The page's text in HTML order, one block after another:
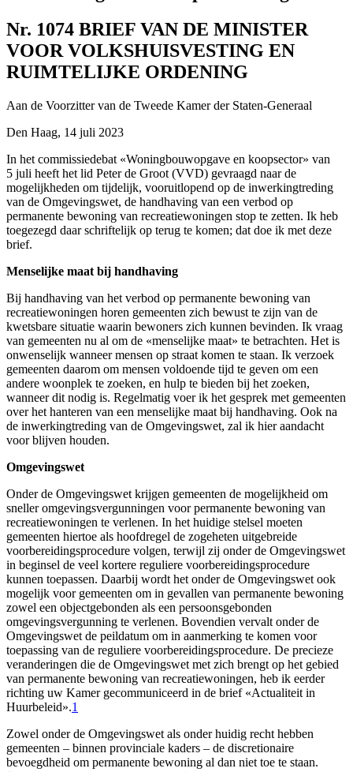
Nr. 1074 BRIEF VAN DE MINISTER
VOOR VOLKSHUISVESTING EN
RUIMTELIJKE ORDENING
Aan de Voorzitter van de Tweede Kamer der Staten-Generaal
Den Haag, 14 juli 2023
In het commissiedebat «Woningbouwopgave en koopsector» van
5 juli heeft het lid Peter de Groot (VVD) gevraagd naar de
mogelijkheden om tijdelijk, vooruitlopend op de inwerkingtreding
van de Omgevingswet, de handhaving van een verbod op
permanente bewoning van recreatiewoningen stop te zetten. Ik heb
toegezegd daar schriftelijk op terug te komen; dat doe ik met deze
brief.
Menselijke maat bij handhaving
Bij handhaving van het verbod op permanente bewoning van
recreatiewoningen horen gemeenten zich bewust te zijn van de
kwetsbare situatie waarin bewoners zich kunnen bevinden. Ik vraag
van gemeenten nu al om de «menselijke maat» te betrachten. Het is
onwenselijk wanneer mensen op straat komen te staan. Ik verzoek
gemeenten daarom om mensen voldoende tijd te geven om een
andere woonplek te zoeken, en hulp te bieden bij het zoeken,
wanneer dit nodig is. Regelmatig voer ik het gesprek met gemeenten
over het hanteren van een menselijke maat bij handhaving. Ook na
de inwerkingtreding van de Omgevingswet, zal ik hier aandacht
voor blijven houden.
Omgevingswet
Onder de Omgevingswet krijgen gemeenten de mogelijkheid om
sneller omgevingsvergunningen voor permanente bewoning van
recreatiewoningen te verlenen. In het huidige stelsel moeten
gemeenten hiertoe als hoofdregel de zogeheten uitgebreide
voorbereidingsprocedure volgen, terwijl zij onder de Omgevingswet
in beginsel de veel kortere reguliere voorbereidingsprocedure
kunnen toepassen. Daarbij wordt het onder de Omgevingswet ook
mogelijk voor gemeenten om in gevallen van permanente bewoning
zowel een objectgebonden als een persoonsgebonden
omgevingsvergunning te verlenen. Bovendien vervalt onder de
Omgevingswet de peildatum om in aanmerking te komen voor
toepassing van de reguliere voorbereidingsprocedure. De precieze
veranderingen die de Omgevingswet met zich brengt op het gebied
van permanente bewoning van recreatiewoningen, heb ik eerder
richting uw Kamer gecommuniceerd in de brief «Actualiteit in
Huurbeleid».1
Zowel onder de Omgevingswet als onder huidig recht hebben
gemeenten – binnen provinciale kaders – de discretionaire
bevoegdheid om permanente bewoning al dan niet toe te staan.